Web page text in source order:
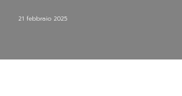
21 febbraio 2025